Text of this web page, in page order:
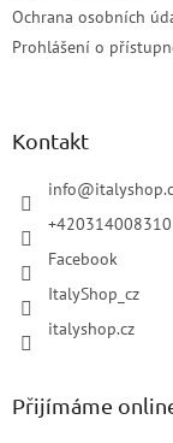
Ochrana osobních
Prohlášení o
Kontakt
info@
+420314008310
Facebook
ItalyShop_cz
italyshop.cz
Přijímáme